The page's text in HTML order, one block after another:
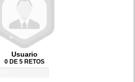
Usuario
0 DE 5 RETOS